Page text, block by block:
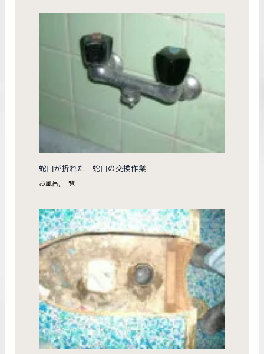
蛇口が折れた 蛇口の交換作業
お風呂 ,一覧